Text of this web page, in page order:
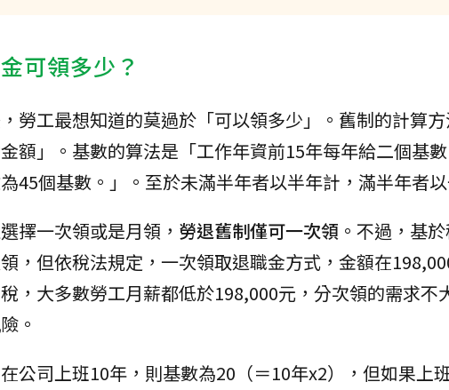
可領多少？
勞工最想知道的莫過於「可以領多少」。舊制的計算
額」。基數的算法是「工作年資前15年每年給二個基
45個基數。」。至於未滿半年者以半年計，滿半年者
擇一次領或是月領， 勞退舊制僅可一次領 。不過，基
，但依稅法規定，一次領取退職金方式，金額在
，大多數勞工月薪都低於198,000元，分次領的需求不
。
公司上班10年，則基數為20（＝10年x2），但如果上